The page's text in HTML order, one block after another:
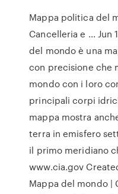
Mappa politica del
Cancelleria e ... Jun
del mondo è una
con precisione che
mondo con i loro
principali corpi
mappa mostra
terra in emisfero
il primo meridiano
www.cia.gov
Mappa del mondo |